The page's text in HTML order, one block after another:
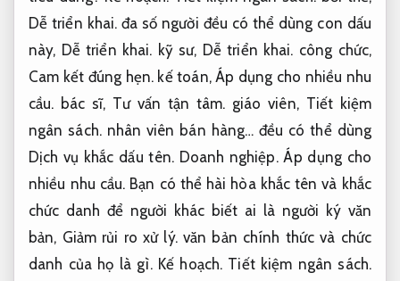
Dễ triển khai. đa số người đều có thể dùng con dấu
này, Dễ triển khai. kỹ sư, Dễ triển khai. công chức,
Cam kết đúng hẹn.kế toán,Áp dụng cho nhiều nhu
cầu. bác sĩ, Tư vấn tận tâm. giáo viên, Tiết kiệm
ngân sách.nhân viên bán hàng… đều có thể dùng
Dịch vụ khắc dấu tên. Doanh nghiệp. Áp dụng cho
nhiều nhu cầu. Bạn có thể hài hòa khắc tên và khắc
chức danh để người khác biết ai là người ký văn
bản, Giảm rủi ro xử lý.văn bản chính thức và chức
danh của họ là gì. Kế hoạch. Tiết kiệm ngân sách.